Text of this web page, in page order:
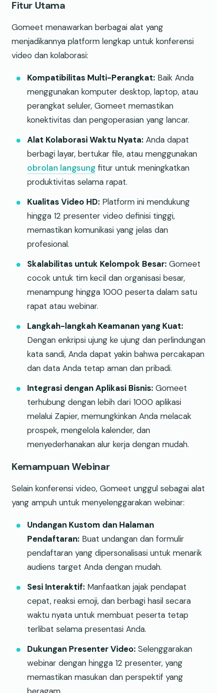
Fitur Utama
Gomeet menawarkan berbagai alat yang
menjadikannya platform lengkap untuk konferensi
video dan kolaborasi:
Kompatibilitas Multi-Perangkat: Baik Anda
menggunakan komputer desktop, laptop, atau
perangkat seluler, Gomeet memastikan
konektivitas dan pengoperasian yang lancar.
Alat Kolaborasi Waktu Nyata: Anda dapat
berbagi layar, bertukar file, atau menggunakan
obrolan langsung fitur untuk meningkatkan
produktivitas selama rapat.
Kualitas Video HD: Platform ini mendukung
hingga 12 presenter video definisi tinggi,
memastikan komunikasi yang jelas dan
profesional.
Skalabilitas untuk Kelompok Besar: Gomeet
cocok untuk tim kecil dan organisasi besar,
menampung hingga 1000 peserta dalam satu
rapat atau webinar.
Langkah-langkah Keamanan yang Kuat:
Dengan enkripsi ujung ke ujung dan perlindungan
kata sandi, Anda dapat yakin bahwa percakapan
dan data Anda tetap aman dan pribadi.
Integrasi dengan Aplikasi Bisnis: Gomeet
terhubung dengan lebih dari 1000 aplikasi
melalui Zapier, memungkinkan Anda melacak
prospek, mengelola kalender, dan
menyederhanakan alur kerja dengan mudah.
Kemampuan Webinar
Selain konferensi video, Gomeet unggul sebagai alat
yang ampuh untuk menyelenggarakan webinar:
Undangan Kustom dan Halaman
Pendaftaran: Buat undangan dan formulir
pendaftaran yang dipersonalisasi untuk menarik
audiens target Anda dengan mudah.
Sesi Interaktif: Manfaatkan jajak pendapat
cepat, reaksi emoji, dan berbagi hasil secara
waktu nyata untuk membuat peserta tetap
terlibat selama presentasi Anda.
Dukungan Presenter Video: Selenggarakan
webinar dengan hingga 12 presenter, yang
memastikan masukan dan perspektif yang